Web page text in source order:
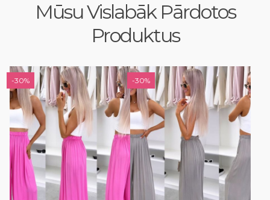
Mūsu Vislabāk Pārdotos
Produktus
-30% -30%